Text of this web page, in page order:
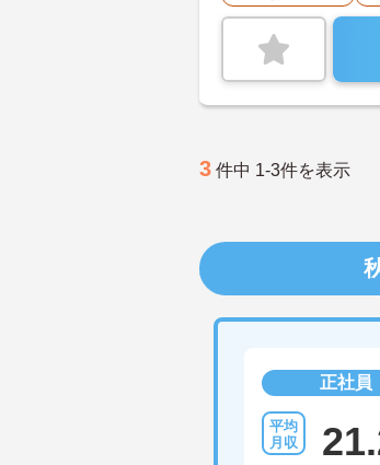
3 件中 1-3件を表示
正社員